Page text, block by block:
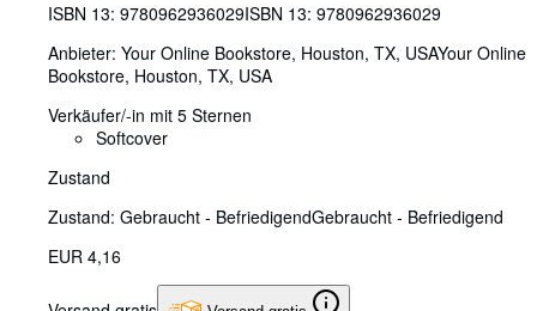
ISBN 13: 9780962936029ISBN 13: 9780962936029
Anbieter: Your Online Bookstore, Houston, TX, USAYour Online
Bookstore, Houston, TX, USA
Verkäufer/-in mit 5 Sternen
Softcover
Zustand
Zustand: Gebraucht - BefriedigendGebraucht - Befriedigend
EUR 4,16